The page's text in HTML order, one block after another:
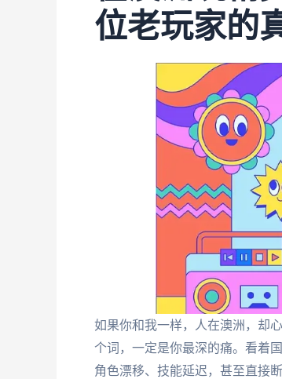
位老玩家的
如果你和我一样，人在澳洲，却
个词，一定是你最深的痛。看着
角色漂移、技能延迟，甚至直接